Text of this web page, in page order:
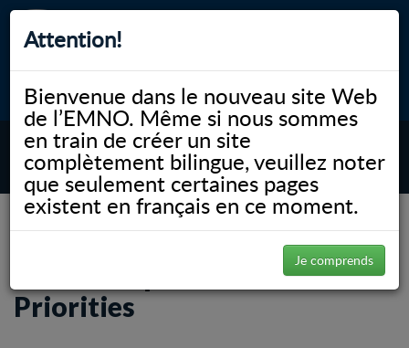
Attention!
Bienvenue dans le nouveau site Web
de l’EMNO. Même si nous sommes
en train de créer un site
complètement bilingue, veuillez noter
que seulement certaines pages
existent en français en ce moment.
Je comprends
myNOSM Accessibilité A- A+ English
MENU
NOSM.ca Recherche
Research Communications
Annual Reports & Research
Priorities